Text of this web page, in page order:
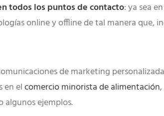
todos los puntos de contacto: ya sea
online y offline de tal manera que,
de marketing
en elcomercio minorista de alimentación
algunos ejemplos.